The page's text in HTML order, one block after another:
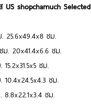
shopchamuch
25.6x49.4x8 ซม.
20x41.4x6.6 ซม.
ซม.
ซม.
ซม.